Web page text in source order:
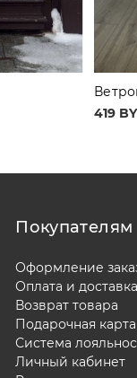
419
Покупателям
Оформление
Оплата и доставка
Возврат товара
Подарочная карта
Система
Личный кабинет